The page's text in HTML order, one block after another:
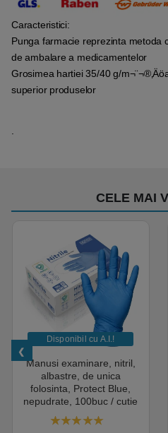
Caracteristici:
Punga farmacie reprezinta metoda
de ambalare a medicamentelor
Grosimea hartiei 35/40 g/
superior produselor
CELE MAI
Disponibil cu A.I.​!
Manusi examinare, nitril,
albastre, de unica
folosinta, Protect Blue,
nepudrate, 100buc / cutie
pentru medical, HoReCa,
saloane si domeniul